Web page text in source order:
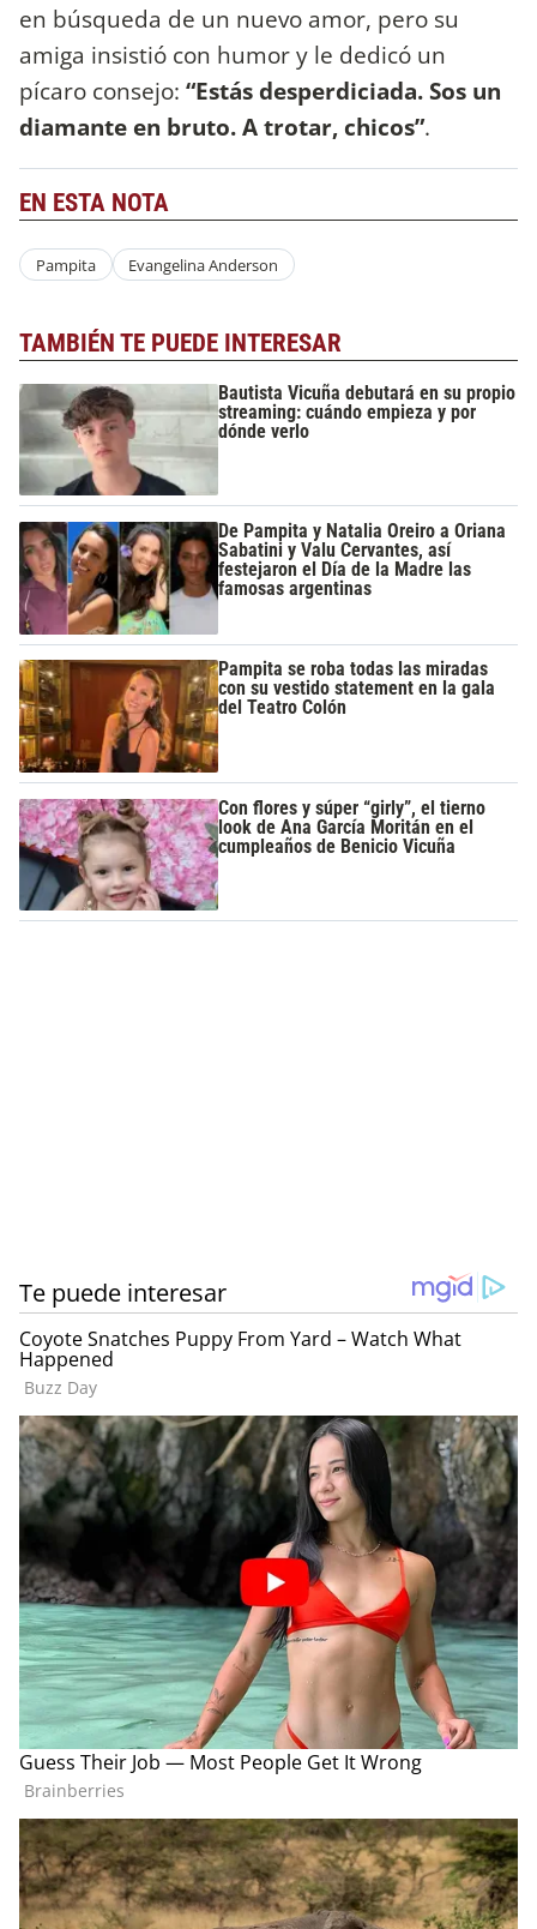
en búsqueda de un nuevo amor, pero su
amiga insistió con humor y le dedicó un
pícaro consejo: “Estás desperdiciada. Sos un
diamante en bruto. A trotar, chicos”.
EN ESTA NOTA
Pampita Evangelina Anderson
TAMBIÉN TE PUEDE INTERESAR
Bautista Vicuña debutará en su propio
streaming: cuándo empieza y por
dónde verlo
De Pampita y Natalia Oreiro a Oriana
Sabatini y Valu Cervantes, así
festejaron el Día de la Madre las
famosas argentinas
Pampita se roba todas las miradas
con su vestido statement en la gala
del Teatro Colón
Con flores y súper “girly”, el tierno
look de Ana García Moritán en el
cumpleaños de Benicio Vicuña